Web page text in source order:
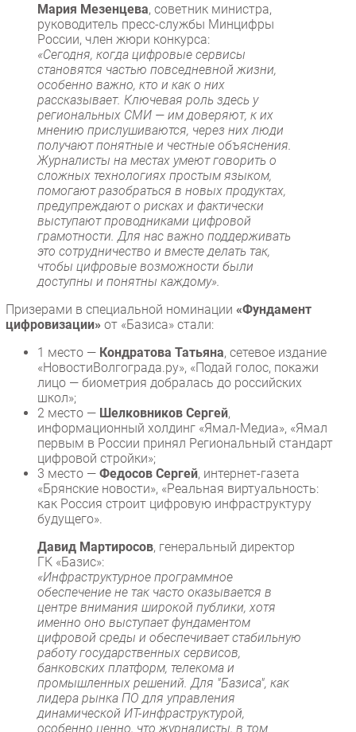
Мария Мезенцева, советник министра,
руководитель пресс-службы Минцифры
России, член жюри конкурса:
«Сегодня, когда цифровые сервисы
становятся частью повседневной жизни,
особенно важно, кто и как о них
рассказывает. Ключевая роль здесь у
региональных СМИ — им доверяют, к их
мнению прислушиваются, через них люди
получают понятные и честные объяснения.
Журналисты на местах умеют говорить о
сложных технологиях простым языком,
помогают разобраться в новых продуктах,
предупреждают о рисках и фактически
выступают проводниками цифровой
грамотности. Для нас важно поддерживать
это сотрудничество и вместе делать так,
чтобы цифровые возможности были
доступны и понятны каждому».
Призерами в специальной номинации «Фундамент
цифровизации» от «Базиса» стали:
1 место — Кондратова Татьяна, сетевое издание
«НовостиВолгограда.ру», «Подай голос, покажи
лицо — биометрия добралась до российских
школ»;
2 место — Шелковников Сергей,
информационный холдинг «Ямал-Медиа», «Ямал
первым в России принял Региональный стандарт
цифровой стройки»;
3 место — Федосов Сергей, интернет-газета
«Брянские новости», «Реальная виртуальность:
как Россия строит цифровую инфраструктуру
будущего».
Давид Мартиросов, генеральный директор
ГК «Базис»:
«Инфраструктурное программное
обеспечение не так часто оказывается в
центре внимания широкой публики, хотя
именно оно выступает фундаментом
цифровой среды и обеспечивает стабильную
работу государственных сервисов,
банковских платформ, телекома и
промышленных решений. Для "Базиса", как
лидера рынка ПО для управления
динамической ИТ-инфраструктурой,
особенно ценно, что журналисты, в том